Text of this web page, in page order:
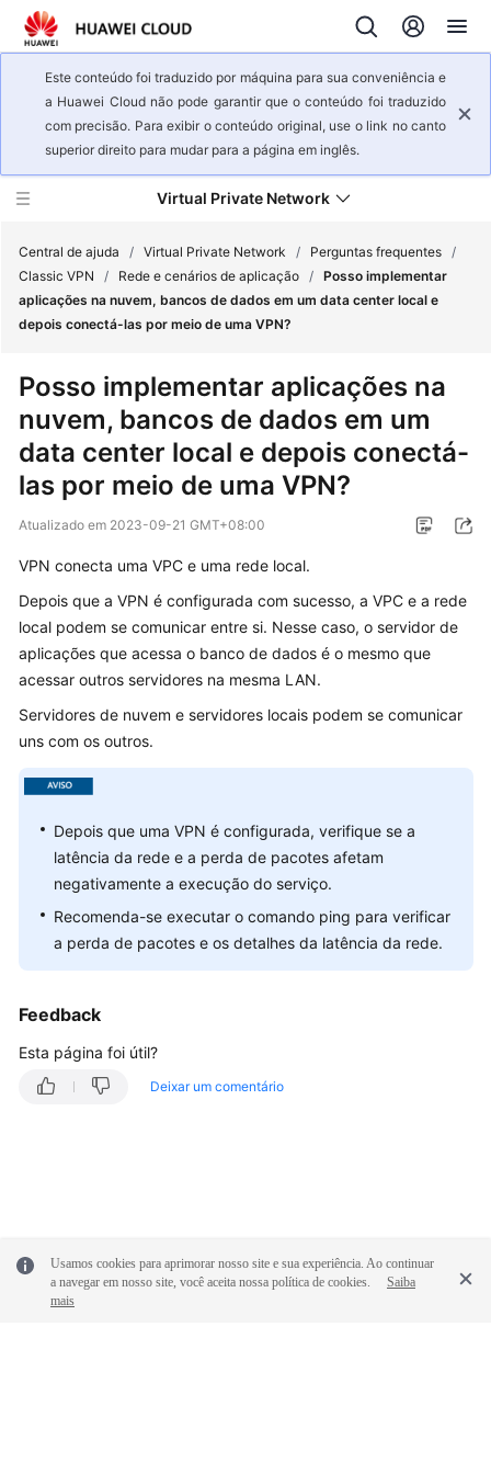
Este conteúdo foi traduzido por máquina para sua conveniência e
a Huawei Cloud não pode garantir que o conteúdo foi traduzido
com precisão. Para exibir o conteúdo original, use o link no canto
superior direito para mudar para a página em inglês.
Virtual Private Network
Visão
serviço
Primeiros
passos
Guia
usuário
Perguntas
frequentes
Perguntas
populares
Consultoria
geral
Rede
e
cenários
de
aplicação
e
Operações
de
VPN
Central de ajuda / Virtual Private Network / Perguntas frequentes /
Classic VPN
/ Rede e cenários de aplicação / Posso implementar
aplicações na nuvem, bancos de dados em um data center local e
depois conectá-las por meio de uma VPN?
Posso implementar aplicações na
nuvem, bancos de dados em um
data center local e depois conectá-
las por meio de uma VPN?
Atualizado em 2023-09-21 GMT+08:00
VPN conecta uma VPC e uma rede local.
Depois que a VPN é configurada com sucesso, a VPC e a rede
local podem se comunicar entre si. Nesse caso, o servidor de
aplicações que acessa o banco de dados é o mesmo que
acessar outros servidores na mesma LAN.
Servidores de nuvem e servidores locais podem se comunicar
uns com os outros.
Depois que uma VPN é configurada, verifique se a
latência da rede e a perda de pacotes afetam
negativamente a execução do serviço.
Recomenda-se executar o comando ping para verificar
a perda de pacotes e os detalhes da latência da rede.
Feedback
Esta página foi útil?
Deixar um comentário
Usamos cookies para aprimorar nosso site e sua experiência. Ao continuar
a navegar em nosso site, você aceita nossa política de cookies.
Saiba
mais